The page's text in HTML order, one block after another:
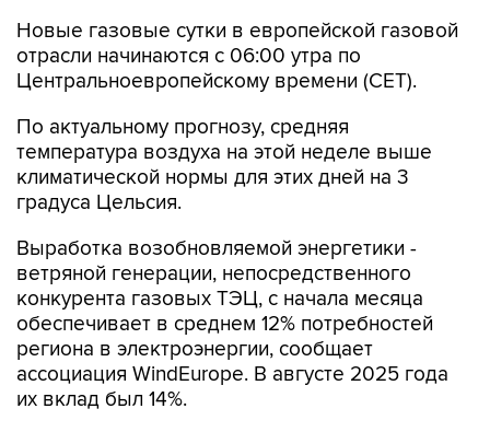
Новые газовые сутки в европейской газовой
отрасли начинаются c 06:00 утра по
Центральноевропейскому времени (CET).
По актуальному прогнозу, средняя
температура воздуха на этой неделе выше
климатической нормы для этих дней на 3
градуса Цельсия.
Выработка возобновляемой энергетики -
ветряной генерации, непосредственного
конкурента газовых ТЭЦ, с начала месяца
обеспечивает в среднем 12% потребностей
региона в электроэнергии, сообщает
ассоциация WindEurope. В августе 2025 года
их вклад был 14%.